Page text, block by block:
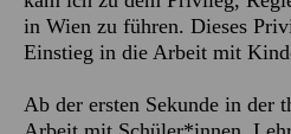
in Wien zu führen. Dieses
Einstieg in die Arbeit mit
Ab der ersten Sekunde in der